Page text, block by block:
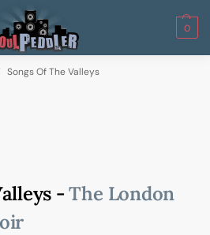
0
Songs Of The Valleys
-The London